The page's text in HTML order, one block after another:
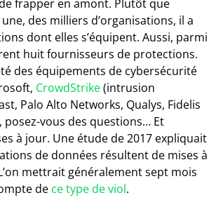
frapper en amont. Plutôt que
des milliers d’organisations, il a
dont elles s’équipent. Aussi, parmi
huit fournisseurs de protections.
des équipements de cybersécurité
CrowdStrike(intrusion
Palo Alto Networks, Qualys, Fidelis
, posez-vous des questions… Et
à jour. Une étude de 2017 expliquait
de données résultent de mises à
mettrait généralement sept mois
de ce type de viol.